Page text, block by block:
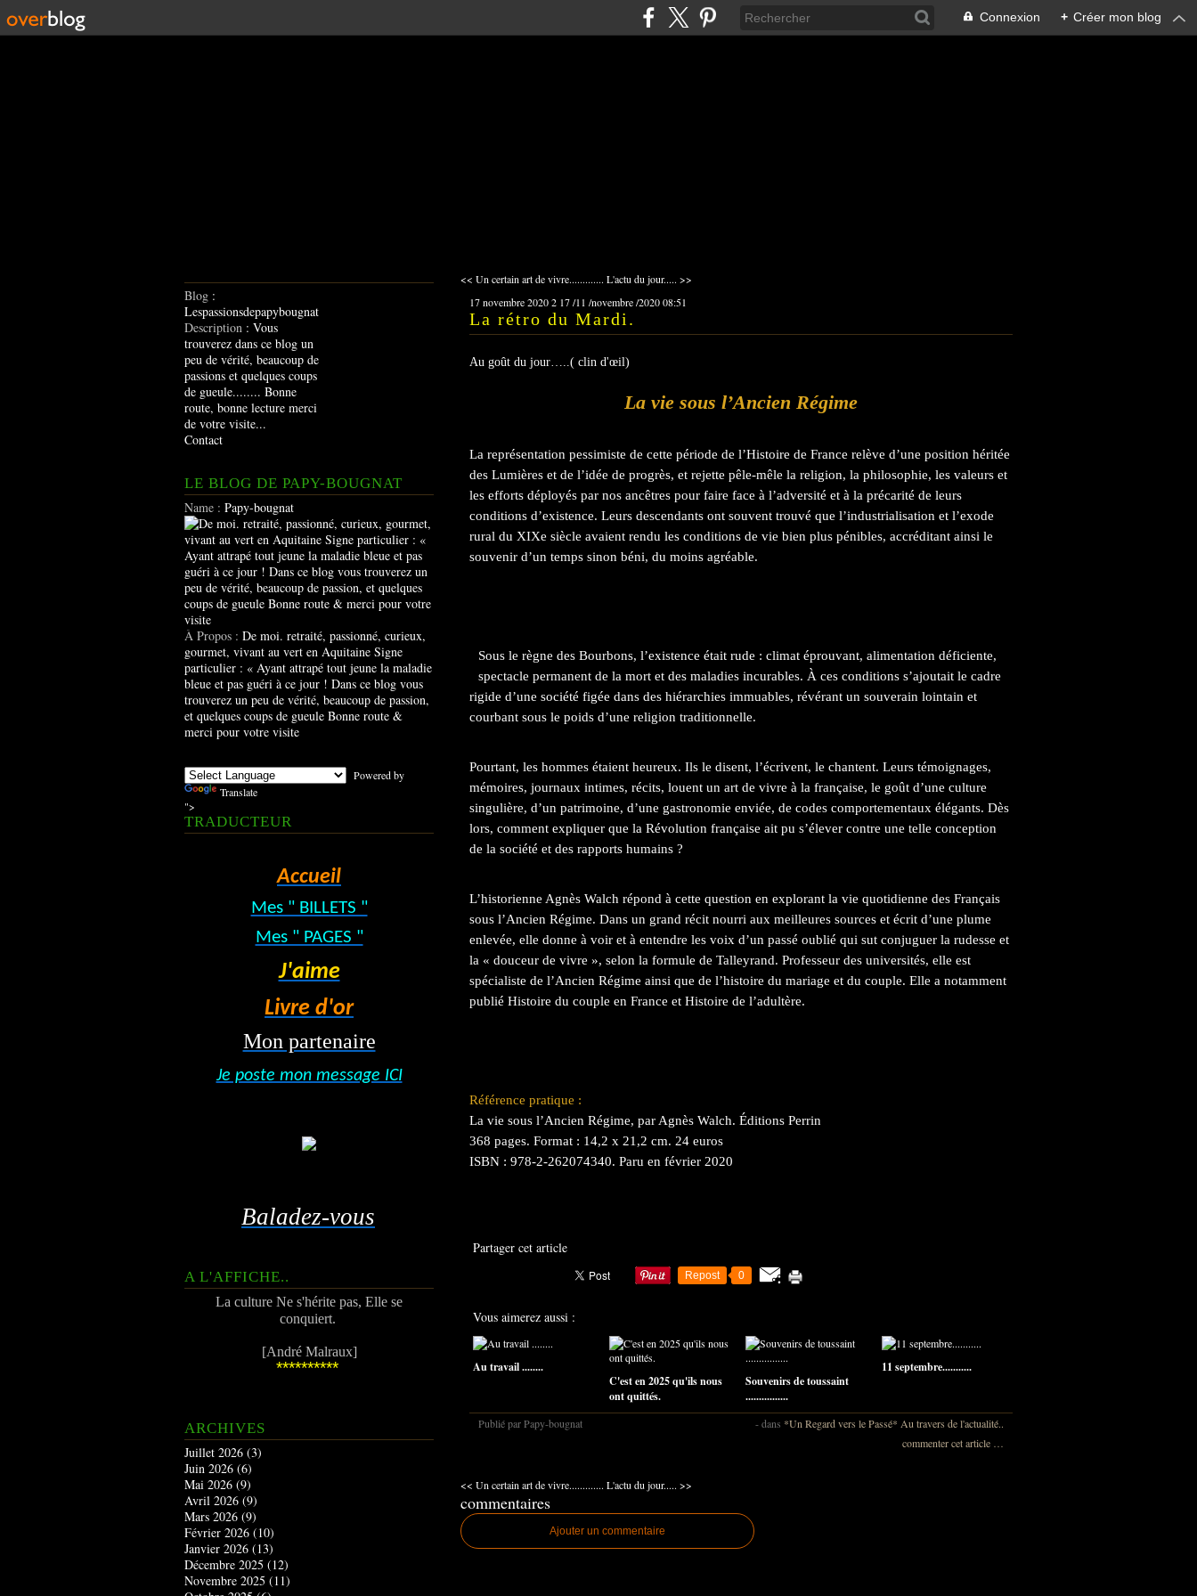
Connexion + Créer mon blog
Blog :
Lespassionsdepapybougnat
Description : Vous
trouverez dans ce blog un
peu de vérité, beaucoup de
passions et quelques coups
de gueule........ Bonne
route, bonne lecture merci
de votre visite...
Contact
LE BLOG DE PAPY-BOUGNAT
Name : Papy-bougnat
À Propos : De moi. retraité, passionné, curieux,
gourmet, vivant au vert en Aquitaine Signe
particulier : « Ayant attrapé tout jeune la maladie
bleue et pas guéri à ce jour ! Dans ce blog vous
trouverez un peu de vérité, beaucoup de passion,
et quelques coups de gueule Bonne route &
merci pour votre visite
Powered by
Translate
">
TRADUCTEUR
Accueil
Mes " BILLETS "
Mes " PAGES "
J'aime
Livre d'or
Mon partenaire
Je poste mon message ICI
Baladez-vous
A L'AFFICHE..
La culture Ne s'hérite pas, Elle se
conquiert.
[André Malraux]
**********
ARCHIVES
Juillet 2026 (3)
Juin 2026 (6)
Mai 2026 (9)
Avril 2026 (9)
Mars 2026 (9)
Février 2026 (10)
Janvier 2026 (13)
Décembre 2025 (12)
Novembre 2025 (11)
<< Un certain art de vivre............. L'actu du jour..... >>
17 novembre 20202 17/11 /novembre/202008:51
La rétro du Mardi.
Au goût du jour…..( clin d'œil)
La vie sous l’Ancien Régime
La représentation pessimiste de cette période de l’Histoire de France relève d’une position héritée
des Lumières et de l’idée de progrès, et rejette pêle-mêle la religion, la philosophie, les valeurs et
les efforts déployés par nos ancêtres pour faire face à l’adversité et à la précarité de leurs
conditions d’existence. Leurs descendants ont souvent trouvé que l’industrialisation et l’exode
rural du XIXe siècle avaient rendu les conditions de vie bien plus pénibles, accréditant ainsi le
souvenir d’un temps sinon béni, du moins agréable.
Sous le règne des Bourbons, l’existence était rude : climat éprouvant, alimentation déficiente,
spectacle permanent de la mort et des maladies incurables. À ces conditions s’ajoutait le cadre
rigide d’une société figée dans des hiérarchies immuables, révérant un souverain lointain et
courbant sous le poids d’une religion traditionnelle.
Pourtant, les hommes étaient heureux. Ils le disent, l’écrivent, le chantent. Leurs témoignages,
mémoires, journaux intimes, récits, louent un art de vivre à la française, le goût d’une culture
singulière, d’un patrimoine, d’une gastronomie enviée, de codes comportementaux élégants. Dès
lors, comment expliquer que la Révolution française ait pu s’élever contre une telle conception
de la société et des rapports humains ?
L’historienne Agnès Walch répond à cette question en explorant la vie quotidienne des Français
sous l’Ancien Régime. Dans un grand récit nourri aux meilleures sources et écrit d’une plume
enlevée, elle donne à voir et à entendre les voix d’un passé oublié qui sut conjuguer la rudesse et
la « douceur de vivre », selon la formule de Talleyrand. Professeur des universités, elle est
spécialiste de l’Ancien Régime ainsi que de l’histoire du mariage et du couple. Elle a notamment
publié Histoire du couple en France et Histoire de l’adultère.
Référence pratique :
La vie sous l’Ancien Régime, par Agnès Walch. Éditions Perrin
368 pages. Format : 14,2 x 21,2 cm. 24 euros
ISBN : 978-2-262074340. Paru en février 2020
Partager cet article
Repost 0
Vous aimerez aussi :
Au travail ........
C'est en 2025 qu'ils nous
ont quittés.
Souvenirs de toussaint
................
11 septembre...........
Publié par Papy-bougnat -dans *Un Regard vers le Passé* Au travers de l'actualité..
commenter cet article
<< Un certain art de vivre............. L'actu du jour..... >>
commentaires
Ajouter un commentaire